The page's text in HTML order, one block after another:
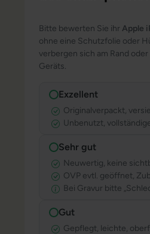
Bitte bewerten Sie ihr Apple
ohne eine Schutzfolie oder
verbergen sich am Rand oder
Geräts.
Exzellent
Originalverpackt,
Unbenutzt,
Sehr gut
Neuwertig, keine
OVP evtl. geöffnet,
Bei Gravur bitte
Gut
Gepflegt, leichte,